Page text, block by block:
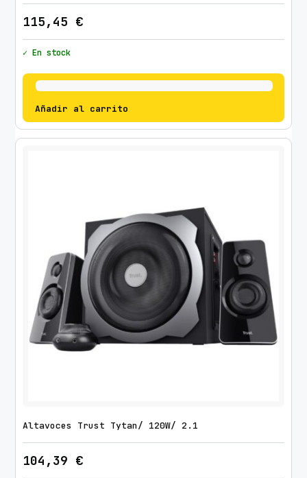
115,45 €
✓ En stock
Añadir al carrito
Altavoces Trust Tytan/ 120W/ 2.1
104,39 €